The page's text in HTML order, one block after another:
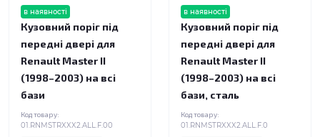
в наявності
Кузовний поріг під
передні двері для
Renault Master II
(1998–2003) на всі
бази
Код товару:
01.RNMSTRXXX2.ALL.F.00
в наявності
Кузовний поріг під
передні двері для
Renault Master II
(1998–2003) на всі
бази, сталь
Код товару:
01.RNMSTRXXX2.ALL.F.0